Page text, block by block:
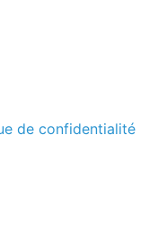
de confidentialité